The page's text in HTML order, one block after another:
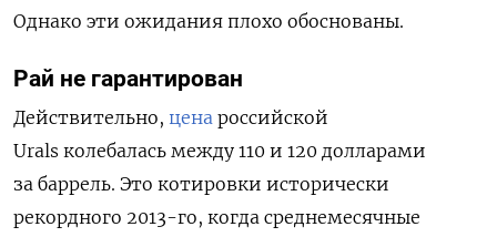
Однако эти ожидания плохо обоснованы.
Рай не гарантирован
Действительно, цена российской
Urals колебалась между 110 и 120 долларами
за баррель. Это котировки исторически
рекордного 2013-го, когда среднемесячные